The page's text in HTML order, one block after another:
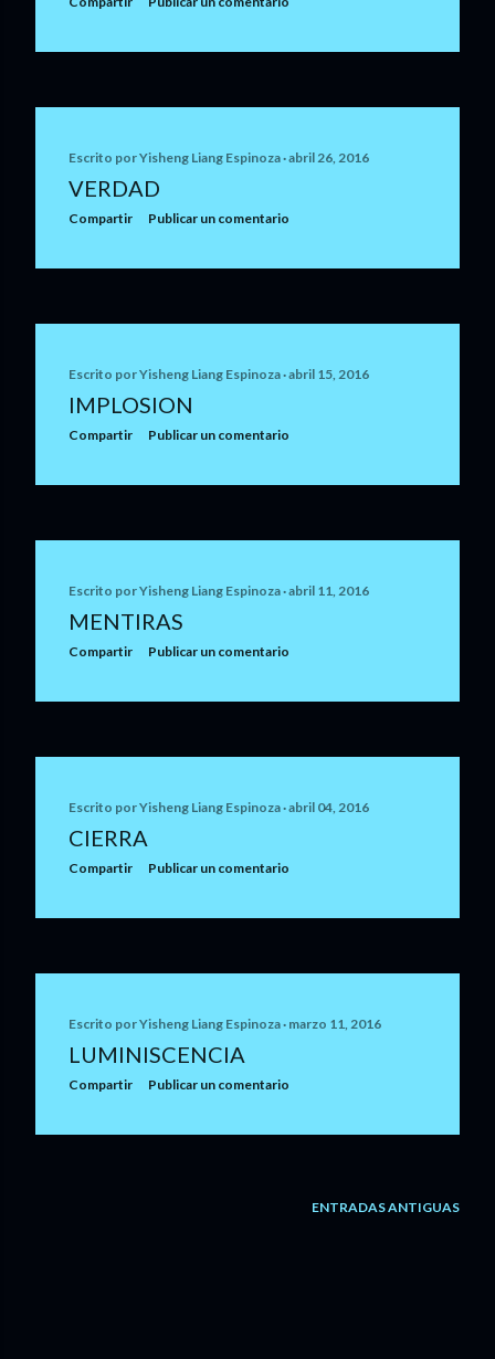
Escrito porYisheng Liang Espinoza abril 26, 2016
VERDAD
Compartir Publicar un comentario
Escrito porYisheng Liang Espinoza abril 15, 2016
IMPLOSION
Compartir Publicar un comentario
Escrito porYisheng Liang Espinoza abril 11, 2016
MENTIRAS
Compartir Publicar un comentario
Escrito porYisheng Liang Espinoza abril 04, 2016
CIERRA
Compartir Publicar un comentario
Escrito porYisheng Liang Espinoza marzo 11, 2016
LUMINISCENCIA
Compartir Publicar un comentario
ENTRADAS ANTIGUAS